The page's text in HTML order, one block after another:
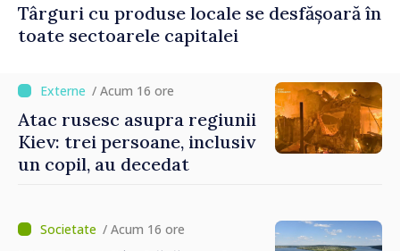
Târguri cu produse locale se desfășoară în
toate sectoarele capitalei
/ Acum 16 ore
Atac rusesc asupra regiunii
Kiev: trei persoane, inclusiv
un copil, au decedat
/ Acum 16 ore